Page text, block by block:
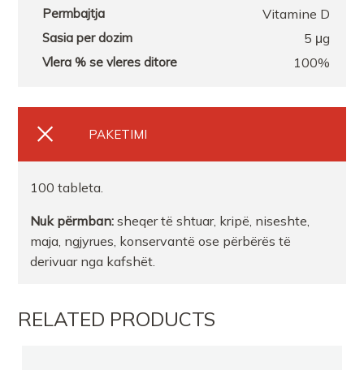
Vitamine D
5 μg
100%
PAKETIMI
100 tableta.
Nuk përmban: sheqer të shtuar, kripë, niseshte,
maja, ngjyrues, konservantë ose përbërës të
derivuar nga kafshët.
RELATED PRODUCTS